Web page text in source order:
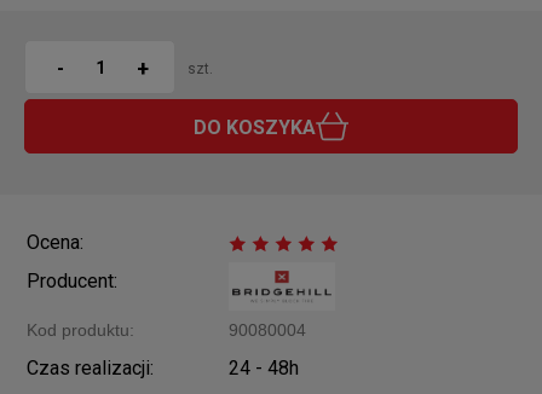
- + szt.
DO KOSZYKA
Ocena:
Producent:
Kod produktu: 90080004
Czas realizacji:
24 - 48h